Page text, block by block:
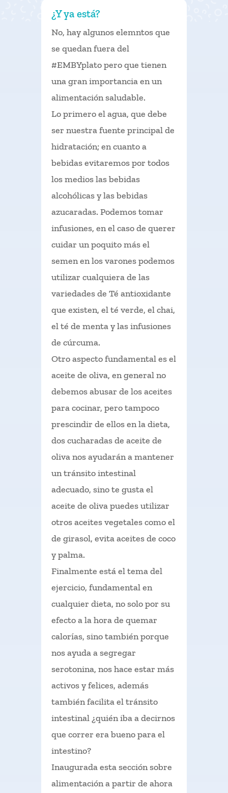
¿Y ya está?
No, hay algunos elemntos que
se quedan fuera del
#EMBYplato pero que tienen
una gran importancia en un
alimentación saludable.
Lo primero el agua, que debe
ser nuestra fuente principal de
hidratación; en cuanto a
bebidas evitaremos por todos
los medios las bebidas
alcohólicas y las bebidas
azucaradas. Podemos tomar
infusiones, en el caso de querer
cuidar un poquito más el
semen en los varones podemos
utilizar cualquiera de las
variedades de Té antioxidante
que existen, el té verde, el chai,
el té de menta y las infusiones
de cúrcuma.
Otro aspecto fundamental es el
aceite de oliva, en general no
debemos abusar de los aceites
para cocinar, pero tampoco
prescindir de ellos en la dieta,
dos cucharadas de aceite de
oliva nos ayudarán a mantener
un tránsito intestinal
adecuado, sino te gusta el
aceite de oliva puedes utilizar
otros aceites vegetales como el
de girasol, evita aceites de coco
y palma.
Finalmente está el tema del
ejercicio, fundamental en
cualquier dieta, no solo por su
efecto a la hora de quemar
calorías, sino también porque
nos ayuda a segregar
serotonina, nos hace estar más
activos y felices, además
también facilita el tránsito
intestinal ¿quién iba a decirnos
que correr era bueno para el
intestino?
Inaugurada esta sección sobre
alimentación a partir de ahora